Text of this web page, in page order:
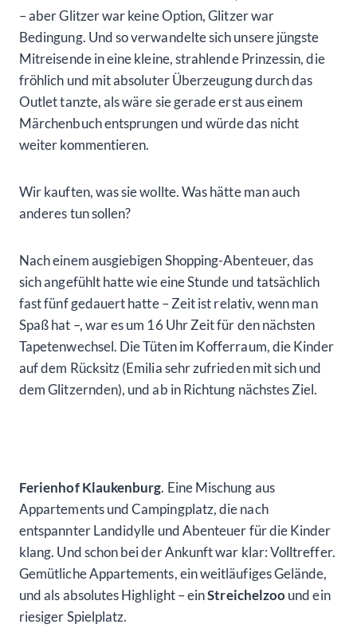
– aber Glitzer war keine Option, Glitzer war
Bedingung. Und so verwandelte sich unsere jüngste
Mitreisende in eine kleine, strahlende Prinzessin, die
fröhlich und mit absoluter Überzeugung durch das
Outlet tanzte, als wäre sie gerade erst aus einem
Märchenbuch entsprungen und würde das nicht
weiter kommentieren.
Wir kauften, was sie wollte. Was hätte man auch
anderes tun sollen?
Nach einem ausgiebigen Shopping-Abenteuer, das
sich angefühlt hatte wie eine Stunde und tatsächlich
fast fünf gedauert hatte – Zeit ist relativ, wenn man
Spaß hat –, war es um 16 Uhr Zeit für den nächsten
Tapetenwechsel. Die Tüten im Kofferraum, die Kinder
auf dem Rücksitz (Emilia sehr zufrieden mit sich und
dem Glitzernden), und ab in Richtung nächstes Ziel.
Ferienhof Klaukenburg. Eine Mischung aus
Appartements und Campingplatz, die nach
entspannter Landidylle und Abenteuer für die Kinder
klang. Und schon bei der Ankunft war klar: Volltreffer.
Gemütliche Appartements, ein weitläufiges Gelände,
und als absolutes Highlight – einStreichelzoound ein
riesiger Spielplatz.